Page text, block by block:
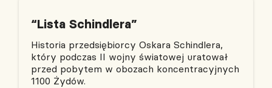
“Lista Schindlera”
Historia przedsiębiorcy Oskara Schindlera,
który podczas II wojny światowej uratował
przed pobytem w obozach koncentracyjnych
1100 Żydów.